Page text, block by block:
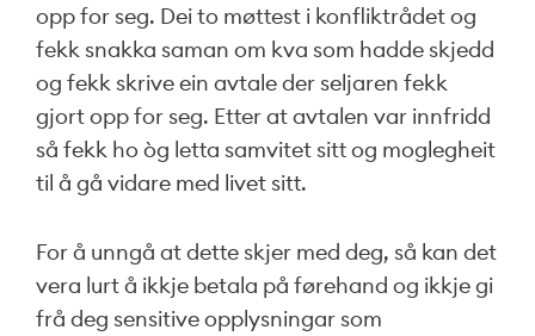
opp for seg. Dei to møttest i konfliktrådet og
fekk snakka saman om kva som hadde skjedd
og fekk skrive ein avtale der seljaren fekk
gjort opp for seg. Etter at avtalen var innfridd
så fekk ho òg letta samvitet sitt og moglegheit
til å gå vidare med livet sitt.
For å unngå at dette skjer med deg, så kan det
vera lurt å ikkje betala på førehand og ikkje gi
frå deg sensitive opplysningar som